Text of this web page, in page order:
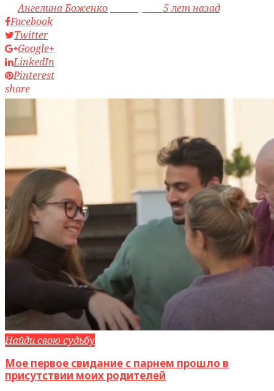
byАнгелина Боженко
5 лет назад
Facebook
Twitter
Google+
LinkedIn
Pinterest
share
Найди свою судьбу
Мое первое свидание с парнем прошло в
присутствии моих родителей